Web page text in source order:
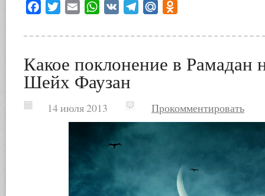
Facebook
Twitter Email WhatsApp
VK TelegramMail.Ru
Какое поклонение в Рамадан
Шейх Фаузан
14 июля 2013 Прокомментировать